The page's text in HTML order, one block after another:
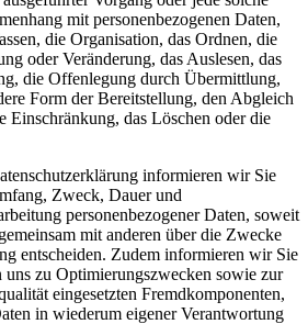
mit personenbezogenen Daten,
die Organisation, das Ordnen, die
oder Veränderung, das Auslesen, das
die Offenlegung durch Übermittlung,
Form der Bereitstellung, den Abgleich
Einschränkung, das Löschen oder die
informieren wir Sie
Zweck, Dauer und
personenbezogener Daten, soweit
mit anderen über die Zwecke
entscheiden. Zudem informieren wir Sie
zu Optimierungszwecken sowie zur
eingesetzten Fremdkomponenten,
in wiederum eigener Verantwortung